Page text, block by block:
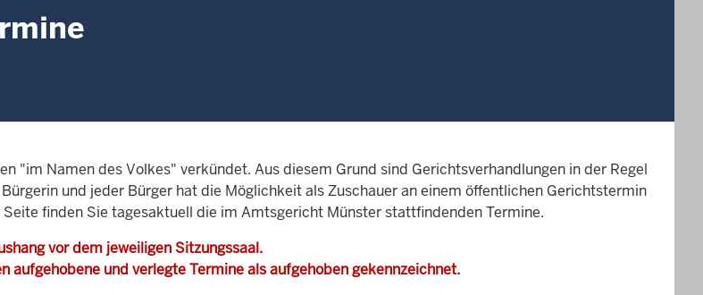
"im Namen des Volkes" verkündet. Aus diesem Grund sind Gerichtsverhandlungen in der Regel
und jeder Bürger hat die Möglichkeit als Zuschauer an einem öffentlichen Gerichtstermin
finden Sie tagesaktuell die im Amtsgericht Münster stattfindenden Termine.
vor dem jeweiligen Sitzungssaal.
aufgehobene und verlegte Termine als aufgehoben gekennzeichnet.